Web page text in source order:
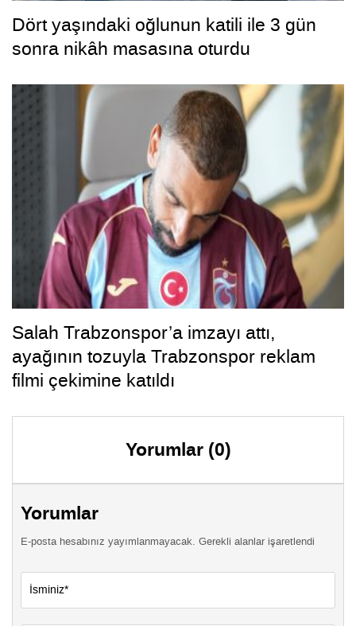
Dört yaşındaki oğlunun katili ile 3 gün
sonra nikâh masasına oturdu
Salah Trabzonspor’a imzayı attı,
ayağının tozuyla Trabzonspor reklam
filmi çekimine katıldı
Yorumlar (0)
Yorumlar
E-posta hesabınız yayımlanmayacak. Gerekli alanlar işaretlendi